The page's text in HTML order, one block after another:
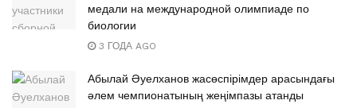
медали на международной олимпиаде по
биологии
3 ГОДА AGO
Абылай Әуелханов жасөспірімдер арасындағы
әлем чемпионатының жеңімпазы атанды